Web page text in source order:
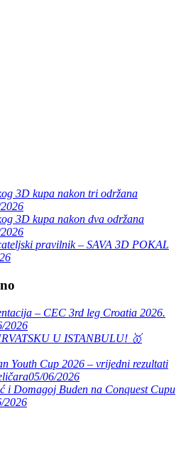
3D kupa nakon tri održana
3D kupa nakon dva održana
pravilnik – SAVA 3D POKAL
– CEC 3rd leg Croatia 2026.
2026
U ISTANBULU! 🥇
Youth Cup 2026 – vrijedni rezultati
05/06/2026
i Domagoj Buden na Conquest Cupu
2026